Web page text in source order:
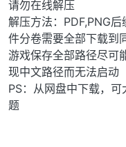
请勿在线解压
解压方法：PDF,PNG
件分卷需要全部下载到
游戏保存全部路径尽可
现中文路径而无法启动
PS：从网盘中下载，
题